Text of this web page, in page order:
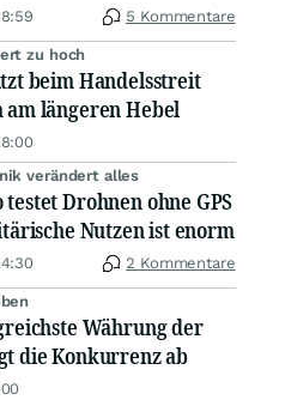
5 Kommentare
zu hoch
beim Handelsstreit
am längeren Hebel
verändert alles
Drohnen ohne GPS
Nutzen ist enorm
2 Kommentare
Währung der
die Konkurrenz ab